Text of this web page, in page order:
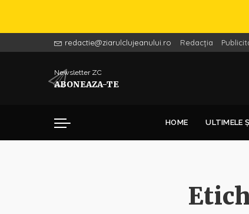
redactie@ziarulclujeanului.ro Redacția
Newsletter ZC
ABONEAZA-TE
HOME ULTIMELE